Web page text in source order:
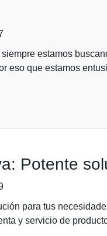
estamos
eso que estamos
Potente
para tus
y servicio de